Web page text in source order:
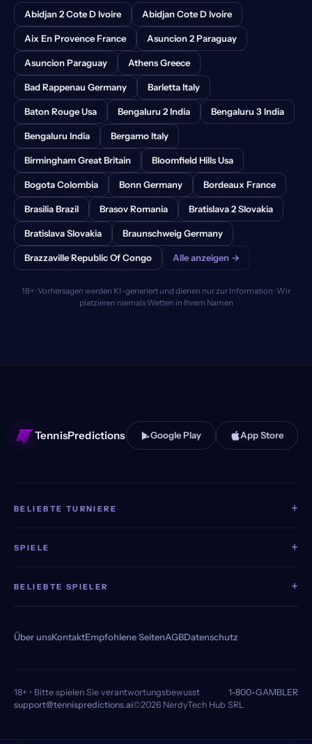
Abidjan 2 Cote D Ivoire Abidjan Cote D Ivoire
Aix En Provence France Asuncion 2 Paraguay
Asuncion Paraguay Athens Greece
Bad Rappenau Germany Barletta Italy
Baton Rouge Usa Bengaluru 2 India Bengaluru 3 India
Bengaluru India Bergamo Italy
Birmingham Great Britain Bloomfield Hills Usa
Bogota Colombia Bonn Germany Bordeaux France
Brasilia Brazil Brasov Romania Bratislava 2 Slovakia
Bratislava Slovakia Braunschweig Germany
Brazzaville Republic Of Congo Alle anzeigen →
18+ · Vorhersagen werden KI-generiert und dienen nur zur Information · Wir
platzieren niemals Wetten in Ihrem Namen
TennisPredictions Google Play App Store
BELIEBTE TURNIERE +
SPIELE +
BELIEBTE SPIELER +
Über unsKontaktEmpfohlene SeitenAGBDatenschutz
18+ • Bitte spielen Sie verantwortungsbewusst
1-800-GAMBLER
support@tennispredictions.ai©2026 NerdyTech Hub SRL